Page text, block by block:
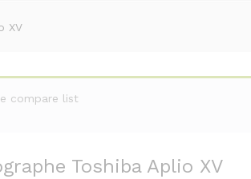
XV
compare list
Toshiba Aplio XV